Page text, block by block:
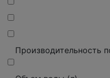
Производительность